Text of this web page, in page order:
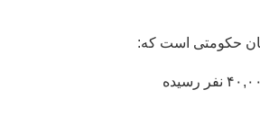
حکومتی است که: